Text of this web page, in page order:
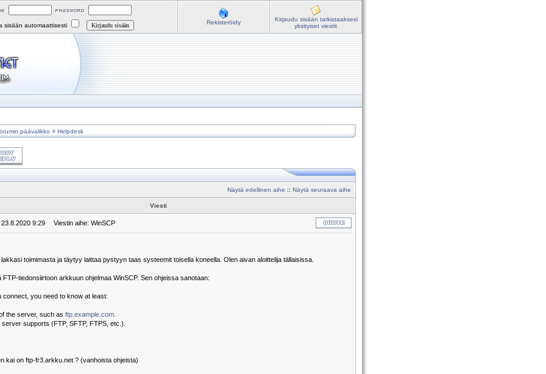
sisään automaattisesti Rekisteröidy
Kirjaudu sisään tarkistaaksesi
yksityiset viestit
päävalikko » Helpdesk
Näytä edellinen aihe :: Näytä seuraava aihe
Viesti
9:29 Viestin aihe: WinSCP
toimimasta ja täytyy laittaa pystyyn taas systeemit toisella koneella. Olen aivan aloittelija tällaisissa.
FTP-tiedonsiirtoon arkkuun ohjelmaa WinSCP. Sen ohjeissa sanotaan:
connect, you need to know at least:
the server, such as ftp.example.com.
supports (FTP, SFTP, FTPS, etc.).
kai on ftp-fr3.arkku.net ? (vanhoista ohjeista)